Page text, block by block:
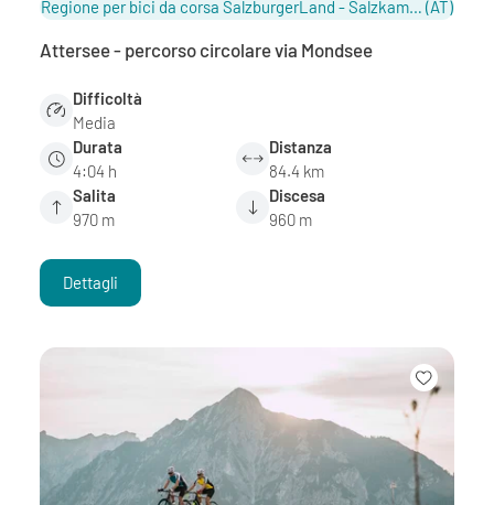
Regione per bici da corsa SalzburgerLand - Salzkammergut / Salisburghese (AT)
Attersee - percorso circolare via Mondsee
Difficoltà
Media
Durata
4:04 h
Distanza
84.4 km
Salita
970 m
Discesa
960 m
Dettagli